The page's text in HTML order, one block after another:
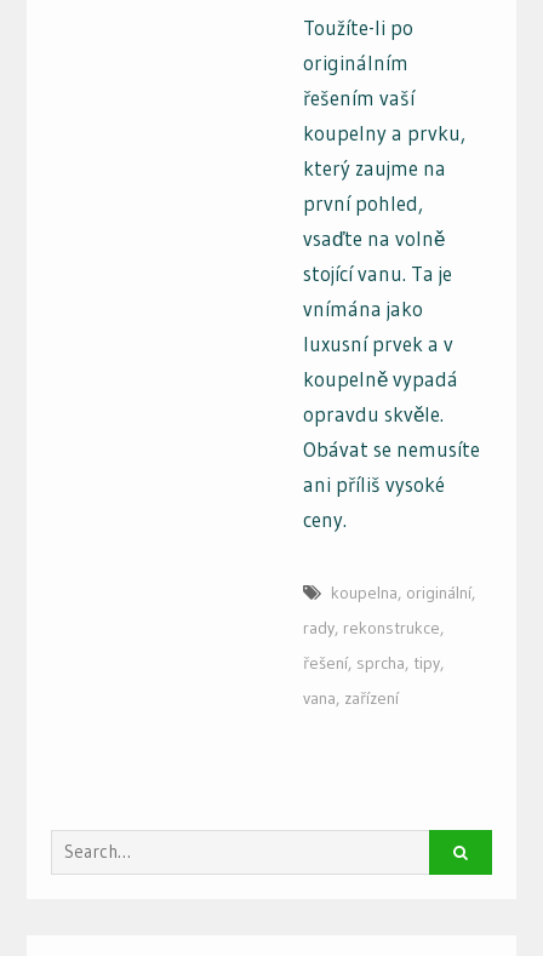
Toužíte-li po
originálním
řešením vaší
koupelny a prvku,
který zaujme na
první pohled,
vsaďte na volně
stojící vanu. Ta je
vnímána jako
luxusní prvek a v
koupelně vypadá
opravdu skvěle.
Obávat se nemusíte
ani příliš vysoké
ceny.
koupelna, originální,
rady, rekonstrukce,
řešení, sprcha, tipy,
vana, zařízení
Search
for: